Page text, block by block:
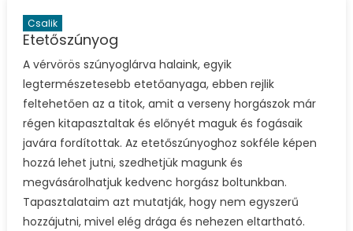
Csalik
Etetőszúnyog
A vérvörös szúnyoglárva halaink, egyik
legtermészetesebb etetőanyaga, ebben rejlik
feltehetően az a titok, amit a verseny horgászok már
régen kitapasztaltak és előnyét maguk és fogásaik
javára fordítottak. Az etetőszúnyoghoz sokféle képen
hozzá lehet jutni, szedhetjük magunk és
megvásárolhatjuk kedvenc horgász boltunkban.
Tapasztalataim azt mutatják, hogy nem egyszerű
hozzájutni, mivel elég drága és nehezen eltartható.